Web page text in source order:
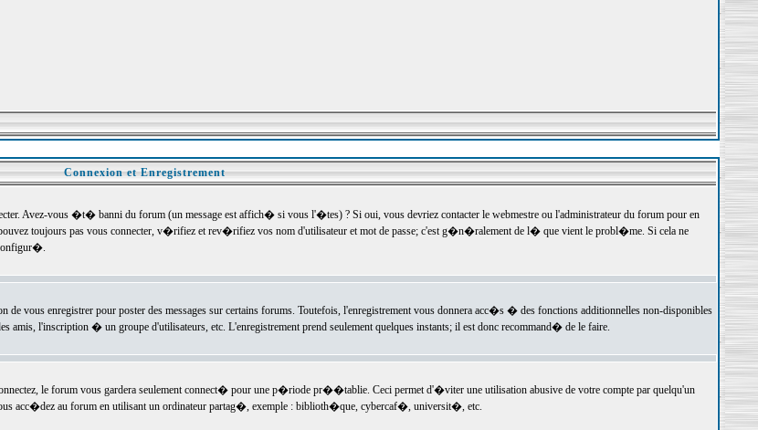
Connexion et Enregistrement
Avez-vous �t� banni du forum (un message est affich� si vous l'�tes) ? Si oui, vous devriez contacter le webmestre ou l'administrateur du forum pour en
toujours pas vous connecter, v�rifiez et rev�rifiez vos nom d'utilisateur et mot de passe; c'est g�n�ralement de l� que vient le probl�me. Si cela ne
vous enregistrer pour poster des messages sur certains forums. Toutefois, l'enregistrement vous donnera acc�s � des fonctions additionnelles non-disponibles
l'inscription � un groupe d'utilisateurs, etc. L'enregistrement prend seulement quelques instants; il est donc recommand� de le faire.
le forum vous gardera seulement connect� pour une p�riode pr��tablie. Ceci permet d'�viter une utilisation abusive de votre compte par quelqu'un
acc�dez au forum en utilisant un ordinateur partag�, exemple : biblioth�que, cybercaf�, universit�, etc.